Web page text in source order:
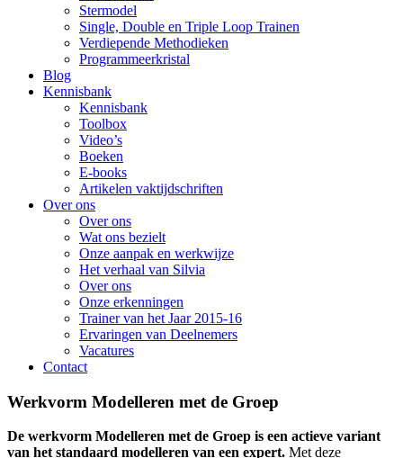
Stermodel
Single, Double en Triple Loop Trainen
Verdiepende Methodieken
Programmeerkristal
Blog
Kennisbank
Kennisbank
Toolbox
Video’s
Boeken
E-books
Artikelen vaktijdschriften
Over ons
Over ons
Wat ons bezielt
Onze aanpak en werkwijze
Het verhaal van Silvia
Over ons
Onze erkenningen
Trainer van het Jaar 2015-16
Ervaringen van Deelnemers
Vacatures
Contact
Werkvorm Modelleren met de Groep
De werkvorm Modelleren met de Groep is een actieve variant
van het standaard modelleren van een expert. Met deze